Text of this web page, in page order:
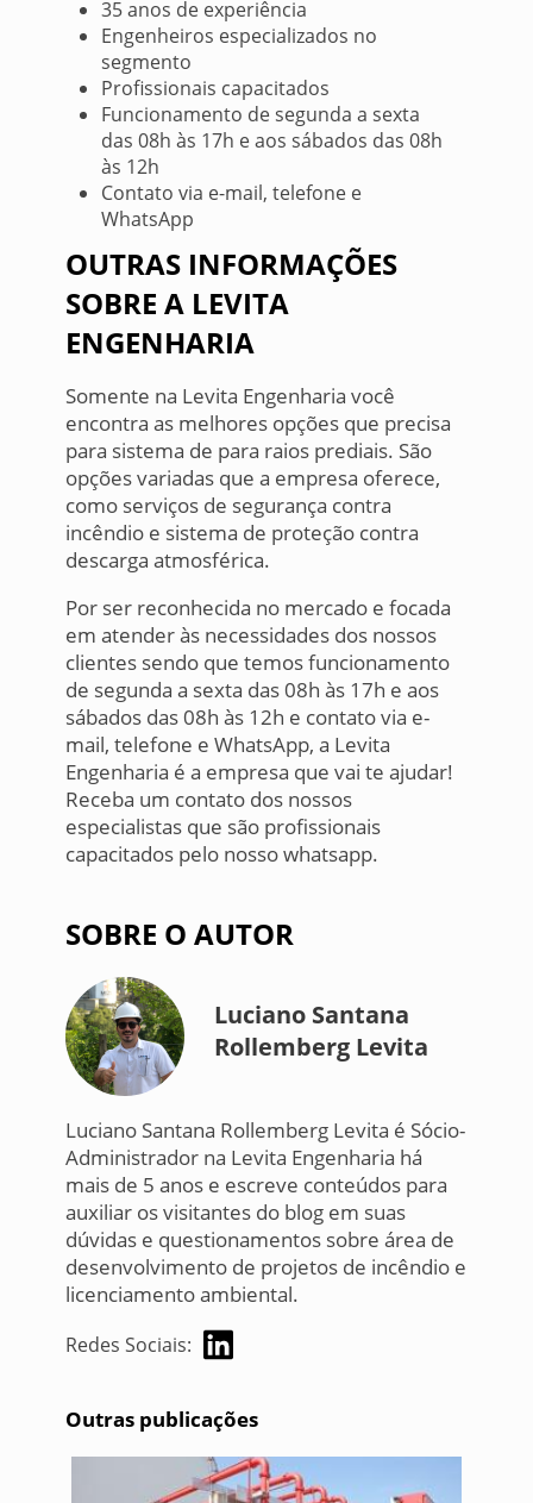
35 anos de experiência
Engenheiros especializados no
segmento
Profissionais capacitados
Funcionamento de segunda a sexta
das 08h às 17h e aos sábados das 08h
às 12h
Contato via e-mail, telefone e
WhatsApp
OUTRAS INFORMAÇÕES
SOBRE A LEVITA
ENGENHARIA
Somente na Levita Engenharia você
encontra as melhores opções que precisa
para sistema de para raios prediais. São
opções variadas que a empresa oferece,
como serviços de segurança contra
incêndio e sistema de proteção contra
descarga atmosférica.
Por ser reconhecida no mercado e focada
em atender às necessidades dos nossos
clientes sendo que temos funcionamento
de segunda a sexta das 08h às 17h e aos
sábados das 08h às 12h e contato via e-
mail, telefone e WhatsApp, a Levita
Engenharia é a empresa que vai te ajudar!
Receba um contato dos nossos
especialistas que são profissionais
capacitados pelo nosso whatsapp.
SOBRE O AUTOR
Luciano Santana
Rollemberg Levita
Luciano Santana Rollemberg Levita é Sócio-
Administrador na Levita Engenharia há
mais de 5 anos e escreve conteúdos para
auxiliar os visitantes do blog em suas
dúvidas e questionamentos sobre área de
desenvolvimento de projetos de incêndio e
licenciamento ambiental.
Redes Sociais:
Outras publicações